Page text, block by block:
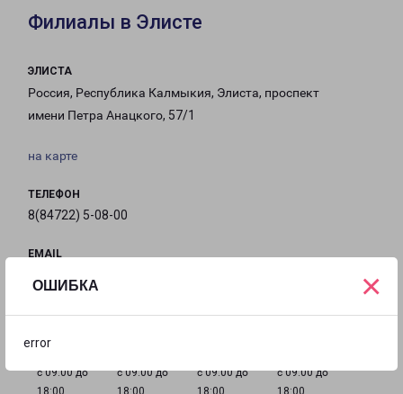
ОШИБКА
error
×
Филиалы в Элисте
ЭЛИСТА
Россия, Республика Калмыкия, Элиста, проспект
имени Петра Анацкого, 57/1
на карте
ТЕЛЕФОН
8(84722) 5-08-00
EMAIL
ГРАФИК РАБОТЫ
с 09:00 до
с 09:00 до
с 09:00 до
с 09:00 до